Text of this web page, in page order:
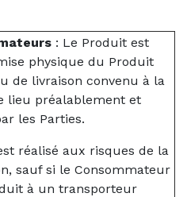
: Le Produit est
physique du Produit
de livraison convenu à la
lieu préalablement et
les Parties.
réalisé aux risques de la
sauf si le Consommateur
à un transporteur